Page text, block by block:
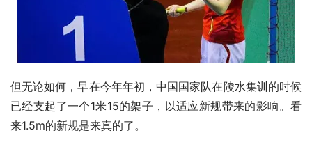
但无论如何，早在今年年初，中国国家队在陵水集训的时候
已经支起了一个1米15的架子，以适应新规带来的影响。看
来1.5m的新规是来真的了。